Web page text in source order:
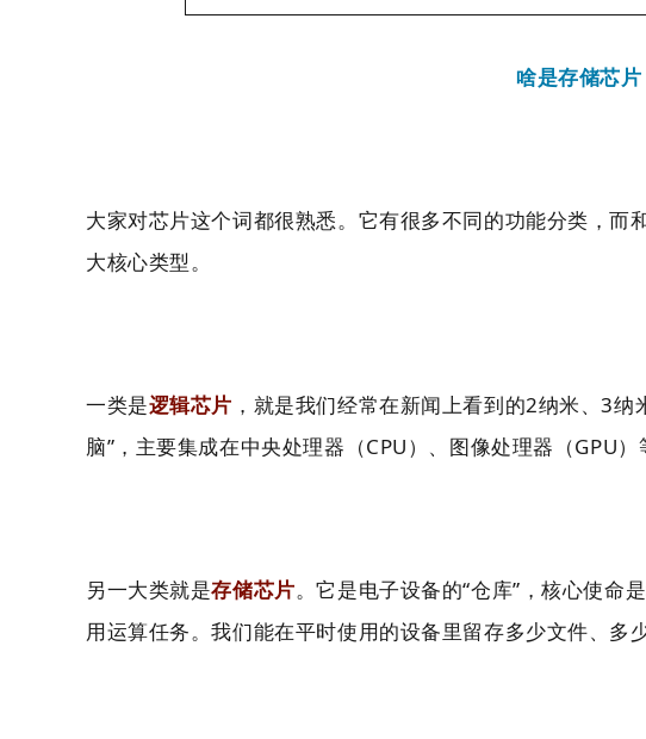
啥是存储芯片
大家对芯片这个词都很熟悉。它有很多不同的功能分类，而
大核心类型。
一类是逻辑芯片 ，就是我们经常在新闻上看到的2纳米、3
脑”，主要集成在中央处理器（CPU）、图像处理器（GPU）
另一大类就是存储芯片。它是电子设备的“仓库” ，核心使命是
用运算任务。我们能在平时使用的设备里留存多少文件、多